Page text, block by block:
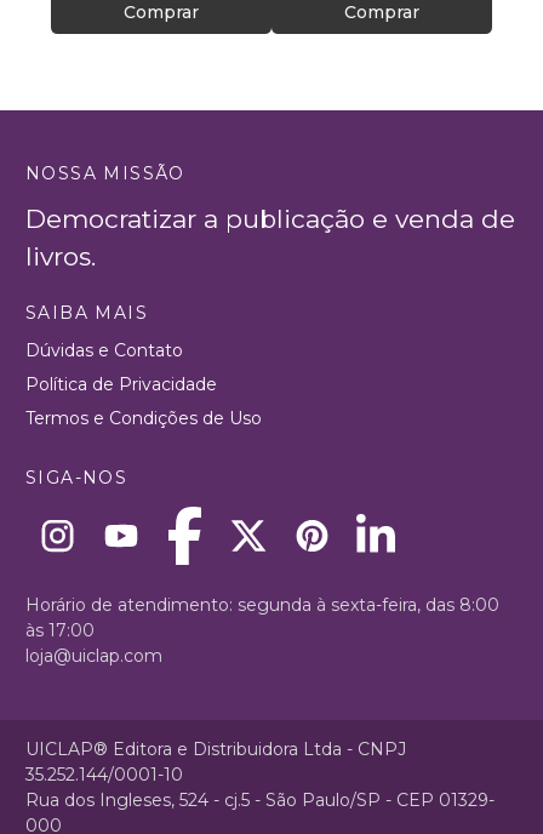
Comprar Comprar
NOSSA MISSÃO
Democratizar a publicação e venda de
livros.
SAIBA MAIS
Dúvidas e Contato
Política de Privacidade
Termos e Condições de Uso
SIGA-NOS
Horário de atendimento: segunda à sexta-feira, das 8:00
às 17:00
loja@uiclap.com
UICLAP® Editora e Distribuidora Ltda - CNPJ
35.252.144/0001-10
Rua dos Ingleses, 524 - cj.5 - São Paulo/SP - CEP 01329-
000